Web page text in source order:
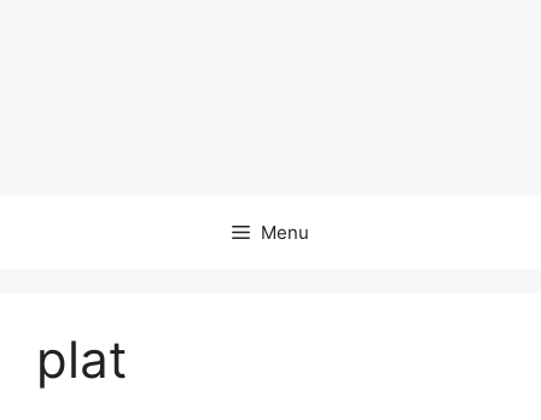
Menu
plat